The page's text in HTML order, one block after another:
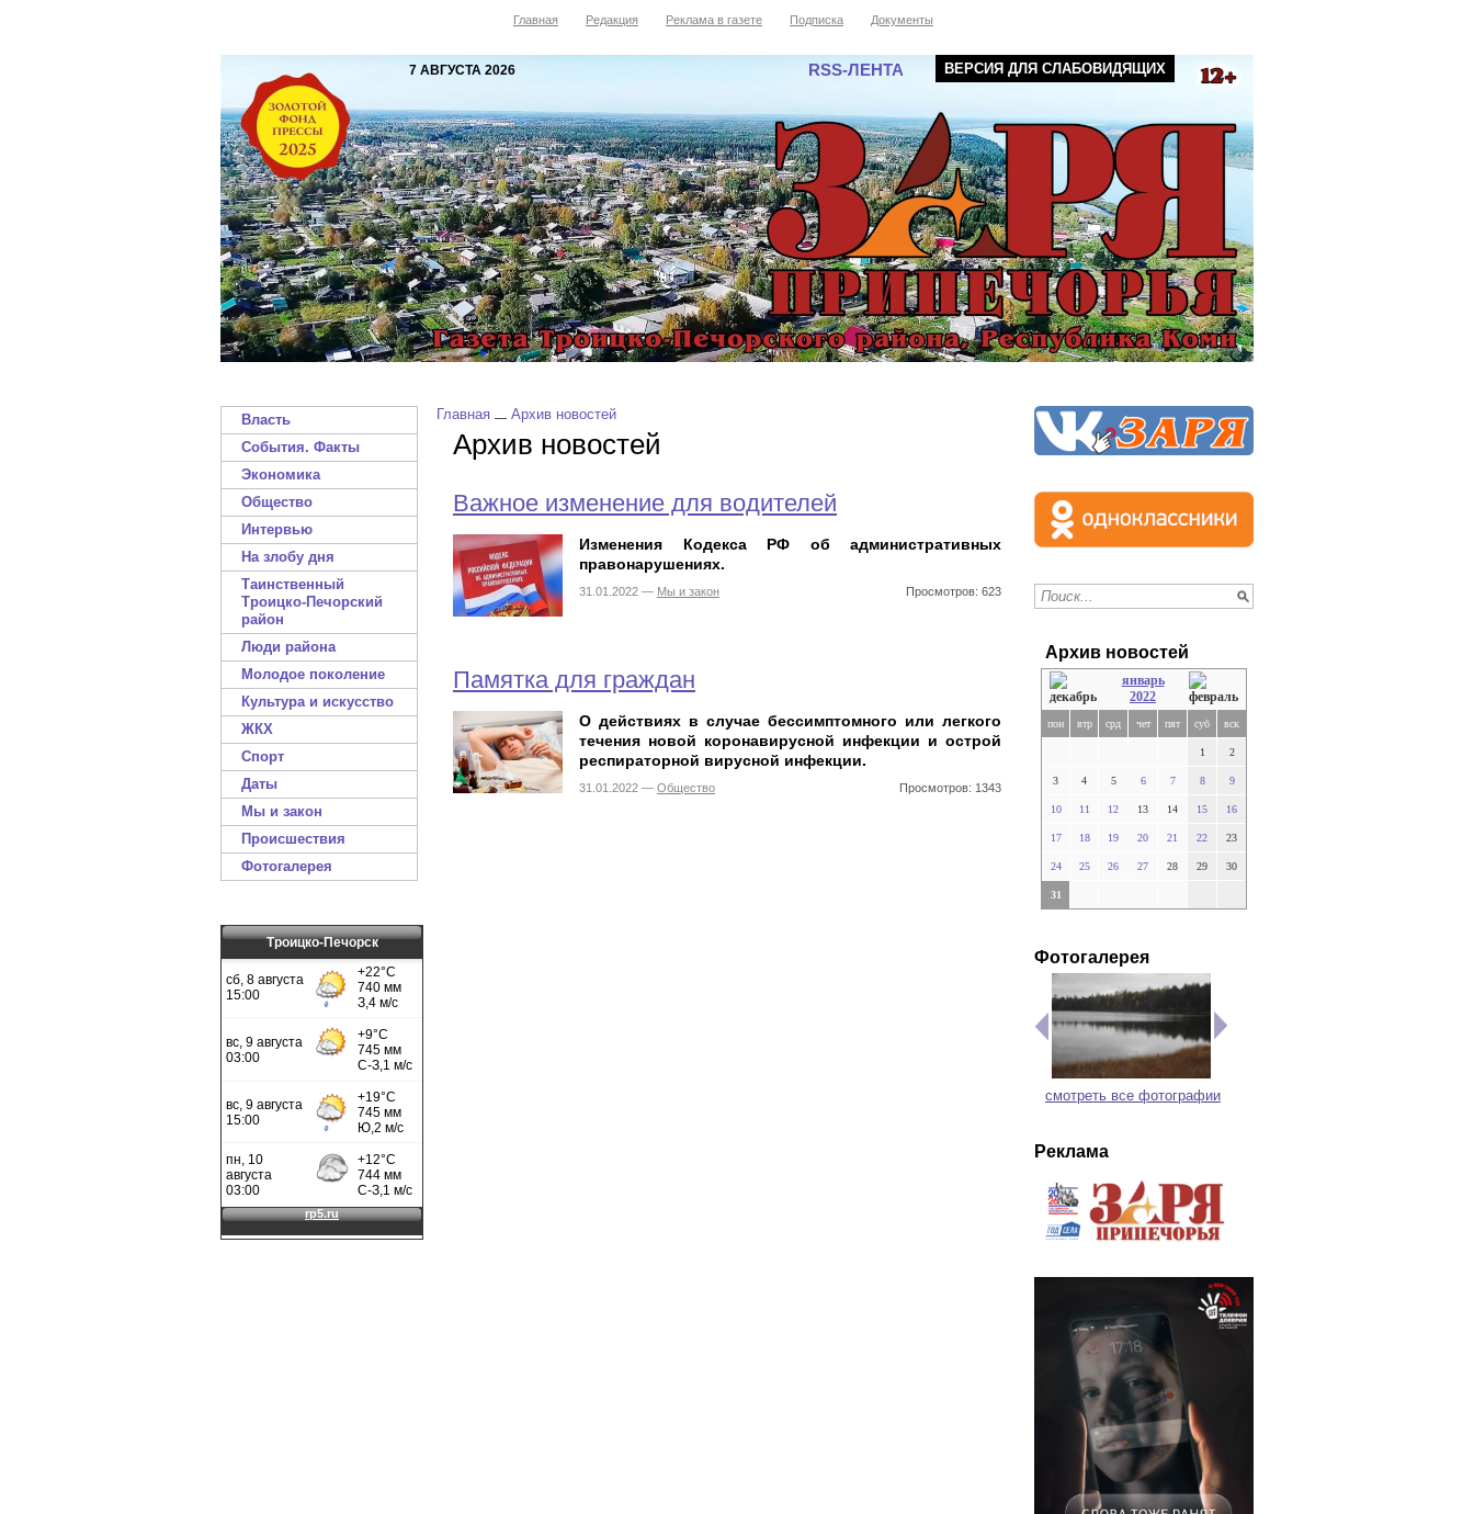
Главная Редакция Реклама в газете Подписка Документы
7 АВГУСТА 2026 RSS-ЛЕНТА ВЕРСИЯ ДЛЯ СЛАБОВИДЯЩИХ
Власть
События. Факты
Экономика
Общество
Интервью
На злобу дня
Таинственный
Троицко-Печорский
район
Люди района
Молодое поколение
Культура и искусство
ЖКХ
Спорт
Даты
Мы и закон
Происшествия
Фотогалерея
Троицко-Печорск
Главная Архив новостей
Архив новостей
Важное изменение для водителей
Изменения Кодекса РФ об административных
правонарушениях.
31.01.2022 — Мы и закон Просмотров: 623
Памятка для граждан
О действиях в случае бессимптомного или легкого
течения новой коронавирусной инфекции и острой
респираторной вирусной инфекции.
31.01.2022 — Общество Просмотров: 1343
Архив новостей
январь
2022
пон втр срд чет пят суб вск
1 2
3 4 5 6 7 8 9
10 11 12 13 14 15 16
17 18 19 20 21 22 23
24 25 26 27 28 29 30
31
Фотогалерея
смотреть все фотографии
Реклама